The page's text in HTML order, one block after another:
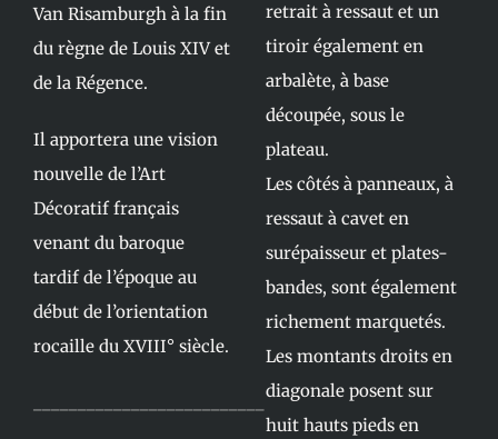
Van Risamburgh à la fin
du règne de Louis XIV et
de la Régence.
Il apportera une vision
nouvelle de l’Art
Décoratif français
venant du baroque
tardif de l’époque au
début de l’orientation
rocaille du XVIII° siècle.
retrait à ressaut et un
tiroir également en
arbalète, à base
découpée, sous le
plateau.
Les côtés à panneaux, à
ressaut à cavet en
surépaisseur et plates-
bandes, sont également
richement marquetés.
Les montants droits en
diagonale posent sur
huit hauts pieds en